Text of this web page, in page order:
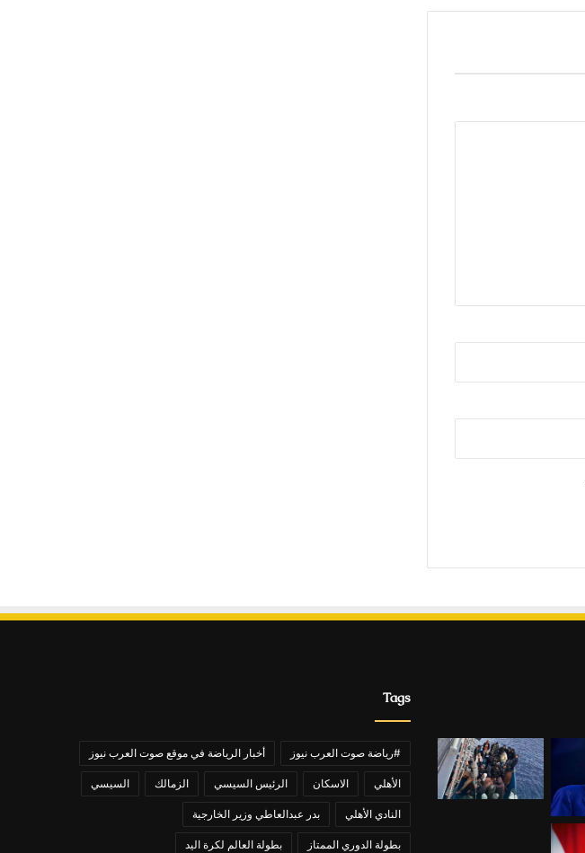
Tags
#رياضة صوت العرب نيوز أخبار الرياضة في موقع صوت العرب نيوز
الأهلي الاسكان الرئيس السيسي الزمالك السيسي
النادي الأهلي بدر عبدالعاطي وزير الخارجية
بطولة الدوري الممتاز بطولة العالم لكرة اليد